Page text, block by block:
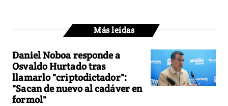
Más leídas
Daniel Noboa responde a
Osvaldo Hurtado tras
llamarlo "criptodictador":
"Sacan de nuevo al cadáver en
formol"